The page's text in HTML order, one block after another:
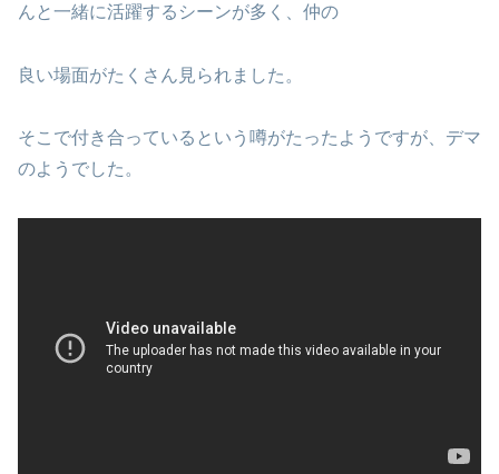
んと一緒に活躍するシーンが多く、仲の
良い場面がたくさん見られました。
そこで付き合っているという噂がたったようですが、デマ
のようでした。